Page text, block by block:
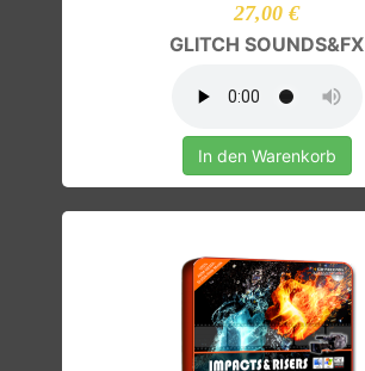
27,00 €
GLITCH SOUNDS&FX
In den Warenkorb